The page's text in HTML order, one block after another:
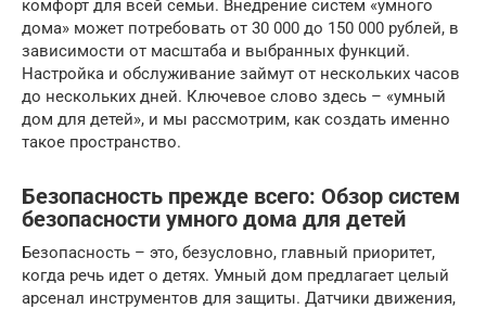
комфорт для всей семьи. Внедрение систем «умного
дома» может потребовать от 30 000 до 150 000 рублей, в
зависимости от масштаба и выбранных функций.
Настройка и обслуживание займут от нескольких часов
до нескольких дней. Ключевое слово здесь – «умный
дом для детей», и мы рассмотрим, как создать именно
такое пространство.
Безопасность прежде всего: Обзор систем
безопасности умного дома для детей
Безопасность – это, безусловно, главный приоритет,
когда речь идет о детях. Умный дом предлагает целый
арсенал инструментов для защиты. Датчики движения,